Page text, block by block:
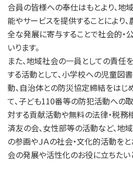
合員の皆様への奉仕はもとより、地
能やサービスを提供することにより
全な発展に寄与することで社会的・
いります。
また、地域社会の一員としての責任
する活動として、小学校への児童図
動、自治体との防災協定締結をはじ
て、子ども110番等の防犯活動への
対する貢献活動や無料の法律・税務
済友の会、女性部等の活動など、地
の参画やＪＡの社会・文化的活動を
会の発展や活性化のお役に立ちたい